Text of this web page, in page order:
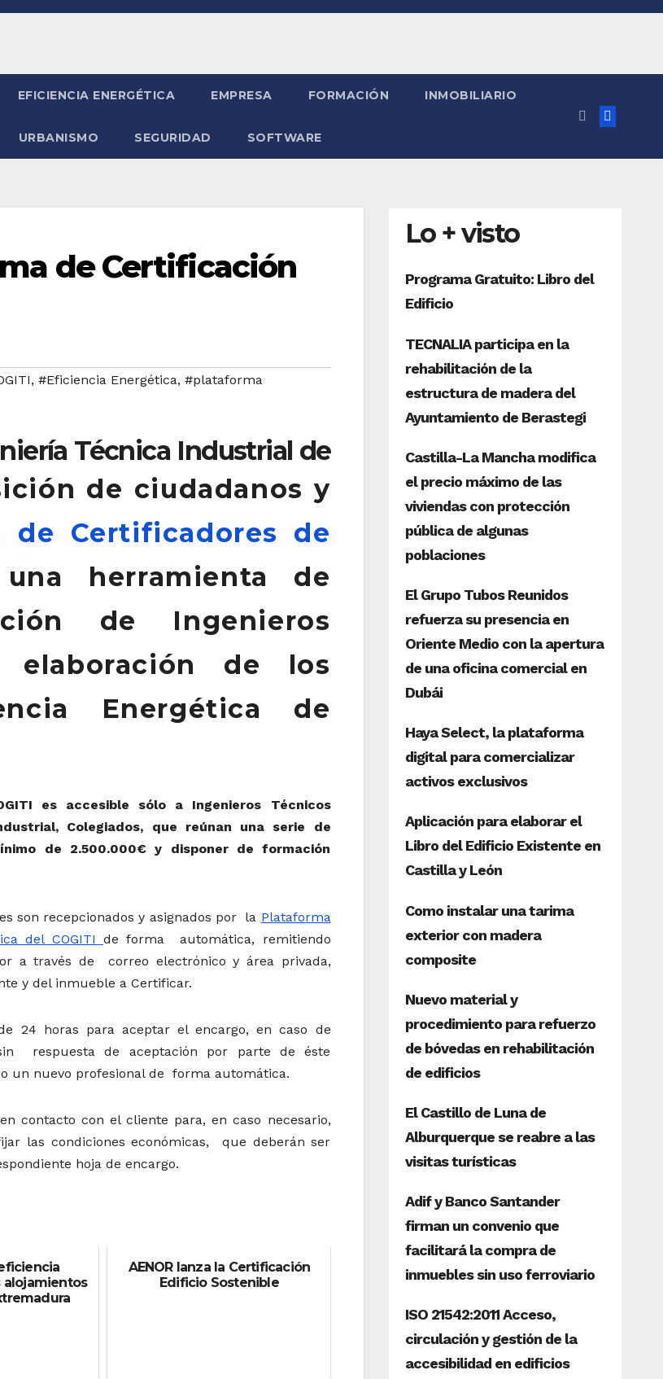
EFICIENCIA ENERGÉTICA EMPRESA FORMACIÓN INMOBILIARIO
URBANISMO SEGURIDAD SOFTWARE
de Certificación
, #Eficiencia Energética, #plataforma
Técnica Industrial de
de ciudadanos y
de Certificadores de
una herramienta de
de Ingenieros
elaboración de los
Energética de
es accesible sólo a Ingenieros Técnicos
Colegiados, que reúnan una serie de
de 2.500.000€ y disponer de formación
son recepcionados y asignados por la Plataforma
del COGITI de forma automática, remitiendo
a través de correo electrónico y área privada,
y del inmueble a Certificar.
24 horas para aceptar el encargo, en caso de
respuesta de aceptación por parte de éste
un nuevo profesional de forma automática.
contacto con el cliente para, en caso necesario,
las condiciones económicas, que deberán ser
hoja de encargo.
AENOR lanza la Certificación
Edificio Sostenible
Lo + visto